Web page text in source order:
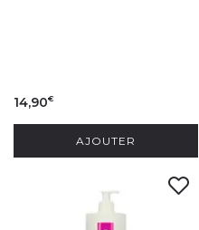
14,90€
AJOUTER